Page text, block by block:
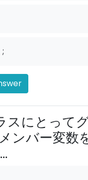
スにとって
ンバー変数